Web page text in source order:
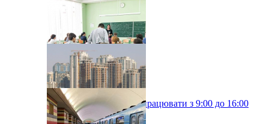
Київські школи будуть працювати з 9:00 до 16:00